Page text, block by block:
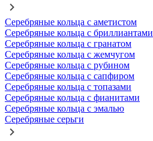
Серебряные кольца с аметистом
Серебряные кольца с бриллиантами
Серебряные кольца с гранатом
Серебряные кольца с жемчугом
Серебряные кольца с рубином
Серебряные кольца с сапфиром
Серебряные кольца с топазами
Серебряные кольца с фианитами
Серебряные кольца с эмалью
Серебряные серьги